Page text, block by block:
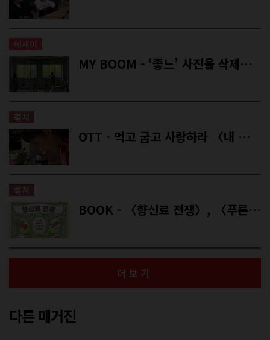
에세이
MY BOOM - ‘좋느’ 사진을 삭제할 용기
컬쳐
OTT - 먹고 굽고 사랑하라 〈내 이름은 김삼순〉
컬쳐
BOOK - 〈향신료 전쟁〉, 〈푸른 바다 검게 울던 물의 말〉
더보기
다른 매거진